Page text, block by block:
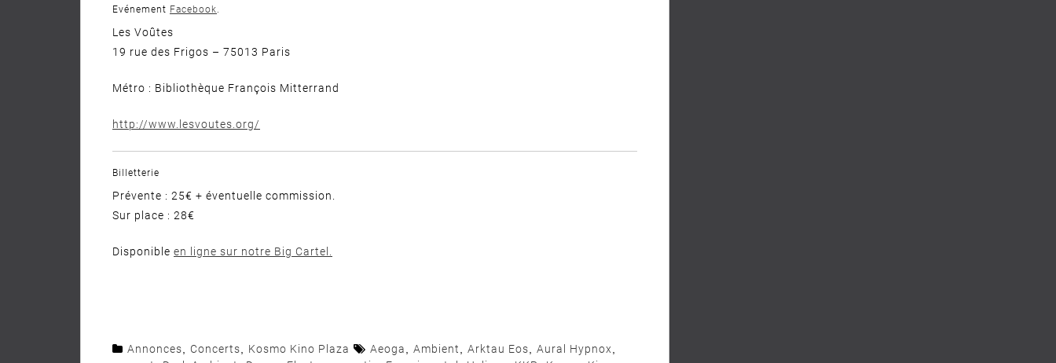
Evénement Facebook.
Les Voûtes
19 rue des Frigos – 75013 Paris
Métro : Bibliothèque François Mitterrand
http://www.lesvoutes.org/
Billetterie
Prévente : 25€ + éventuelle commission.
Sur place : 28€
Disponible en ligne sur notre Big Cartel.
Annonces Concerts Kosmo Kino Plaza Aeoga Ambient Arktau Eos Aural Hypnox